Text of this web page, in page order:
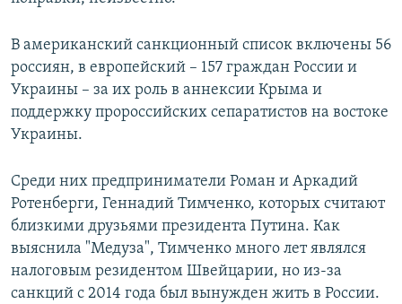
В американский санкционный список включены 56
россиян, в европейский – 157 граждан России и
Украины – за их роль в аннексии Крыма и
поддержку пророссийских сепаратистов на востоке
Украины.
Среди них предприниматели Роман и Аркадий
Ротенберги, Геннадий Тимченко, которых считают
близкими друзьями президента Путина. Как
выяснила "Медуза", Тимченко много лет являлся
налоговым резидентом Швейцарии, но из-за
санкций с 2014 года был вынужден жить в России.